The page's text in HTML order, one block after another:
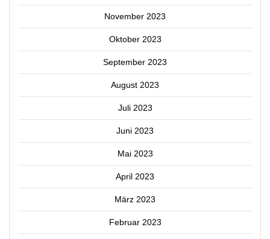
November 2023
Oktober 2023
September 2023
August 2023
Juli 2023
Juni 2023
Mai 2023
April 2023
März 2023
Februar 2023